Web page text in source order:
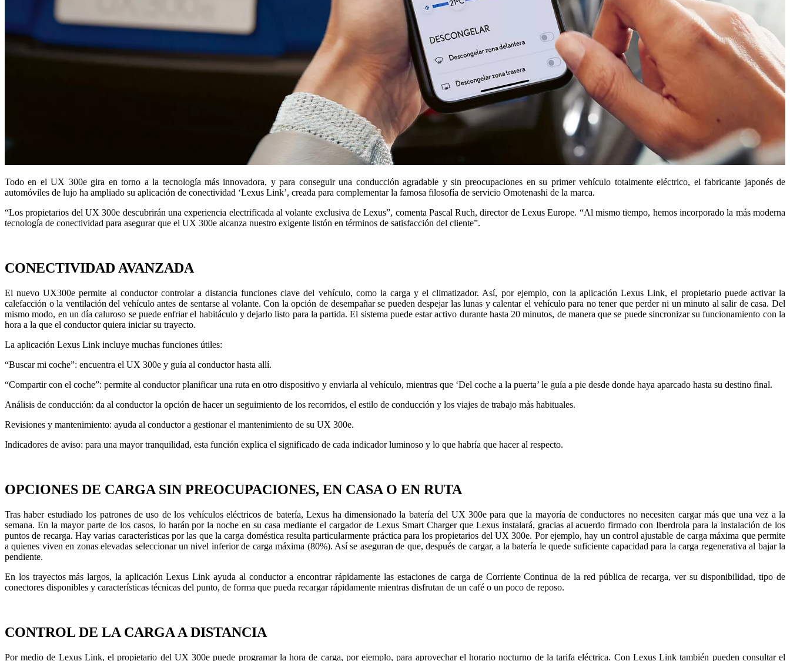
Todo en el UX 300e gira en torno a la tecnología más innovadora, y para conseguir una conducción agradable y sin preocupaciones en su primer vehículo totalmente eléctrico, el fabricante japonés de
automóviles de lujo ha ampliado su aplicación de conectividad ‘Lexus Link’, creada para complementar la famosa filosofía de servicio Omotenashi de la marca.
“Los propietarios del UX 300e descubrirán una experiencia electrificada al volante exclusiva de Lexus”, comenta Pascal Ruch, director de Lexus Europe. “Al mismo tiempo, hemos incorporado la más moderna
tecnología de conectividad para asegurar que el UX 300e alcanza nuestro exigente listón en términos de satisfacción del cliente”.
CONECTIVIDAD AVANZADA
El nuevo UX300e permite al conductor controlar a distancia funciones clave del vehículo, como la carga y el climatizador. Así, por ejemplo, con la aplicación Lexus Link, el propietario puede activar la
calefacción o la ventilación del vehículo antes de sentarse al volante. Con la opción de desempañar se pueden despejar las lunas y calentar el vehículo para no tener que perder ni un minuto al salir de casa. Del
mismo modo, en un día caluroso se puede enfriar el habitáculo y dejarlo listo para la partida. El sistema puede estar activo durante hasta 20 minutos, de manera que se puede sincronizar su funcionamiento con la
hora a la que el conductor quiera iniciar su trayecto.
La aplicación Lexus Link incluye muchas funciones útiles:
“Buscar mi coche”: encuentra el UX 300e y guía al conductor hasta allí.
“Compartir con el coche”: permite al conductor planificar una ruta en otro dispositivo y enviarla al vehículo, mientras que ‘Del coche a la puerta’ le guía a pie desde donde haya aparcado hasta su destino final.
Análisis de conducción: da al conductor la opción de hacer un seguimiento de los recorridos, el estilo de conducción y los viajes de trabajo más habituales.
Revisiones y mantenimiento: ayuda al conductor a gestionar el mantenimiento de su UX 300e.
Indicadores de aviso: para una mayor tranquilidad, esta función explica el significado de cada indicador luminoso y lo que habría que hacer al respecto.
OPCIONES DE CARGA SIN PREOCUPACIONES, EN CASA O EN RUTA
Tras haber estudiado los patrones de uso de los vehículos eléctricos de batería, Lexus ha dimensionado la batería del UX 300e para que la mayoría de conductores no necesiten cargar más que una vez a la
semana. En la mayor parte de los casos, lo harán por la noche en su casa mediante el cargador de Lexus Smart Charger que Lexus instalará, gracias al acuerdo firmado con Iberdrola para la instalación de los
puntos de recarga. Hay varias características por las que la carga doméstica resulta particularmente práctica para los propietarios del UX 300e. Por ejemplo, hay un control ajustable de carga máxima que permite
a quienes viven en zonas elevadas seleccionar un nivel inferior de carga máxima (80%). Así se aseguran de que, después de cargar, a la batería le quede suficiente capacidad para la carga regenerativa al bajar la
pendiente.
En los trayectos más largos, la aplicación Lexus Link ayuda al conductor a encontrar rápidamente las estaciones de carga de Corriente Continua de la red pública de recarga, ver su disponibilidad, tipo de
conectores disponibles y características técnicas del punto, de forma que pueda recargar rápidamente mientras disfrutan de un café o un poco de reposo.
CONTROL DE LA CARGA A DISTANCIA
Por medio de Lexus Link, el propietario del UX 300e puede programar la hora de carga, por ejemplo, para aprovechar el horario nocturno de la tarifa eléctrica. Con Lexus Link también pueden consultar el